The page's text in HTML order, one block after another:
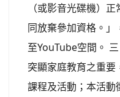
（或影音光碟機）
同放棄參加資格。
至YouTube空間。
突顯家庭教育之重要
課程及活動；本活